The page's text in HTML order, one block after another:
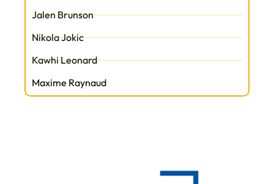
Jalen Brunson
Nikola Jokic
Kawhi Leonard
Maxime Raynaud